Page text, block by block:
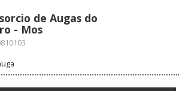
de Augas do
- Mos